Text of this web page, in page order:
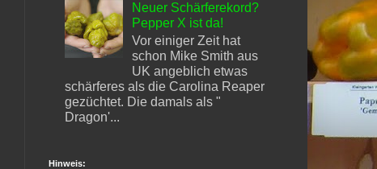
Neuer Schärferekord?
Pepper X ist da!
Vor einiger Zeit hat
schon Mike Smith aus
UK angeblich etwas
schärferes als die Carolina Reaper
gezüchtet. Die damals als "
Dragon'...
Hinweis: